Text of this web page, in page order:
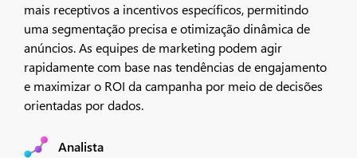
mais receptivos a incentivos específicos, permitindo
uma segmentação precisa e otimização dinâmica de
anúncios. As equipes de marketing podem agir
rapidamente com base nas tendências de engajamento
e maximizar o ROI da campanha por meio de decisões
orientadas por dados.
Analista